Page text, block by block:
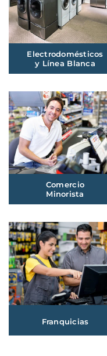
Electrodomésticos
y Línea Blanca
Comercio
Minorista
Franquicias